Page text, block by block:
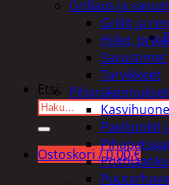
Etsi:
Ostoskori /0,00€
Grillaus ja
Grillit ja
Hiilet,
Savustimet
Tarvikkeet
Piharakennukset
Paviljonkit